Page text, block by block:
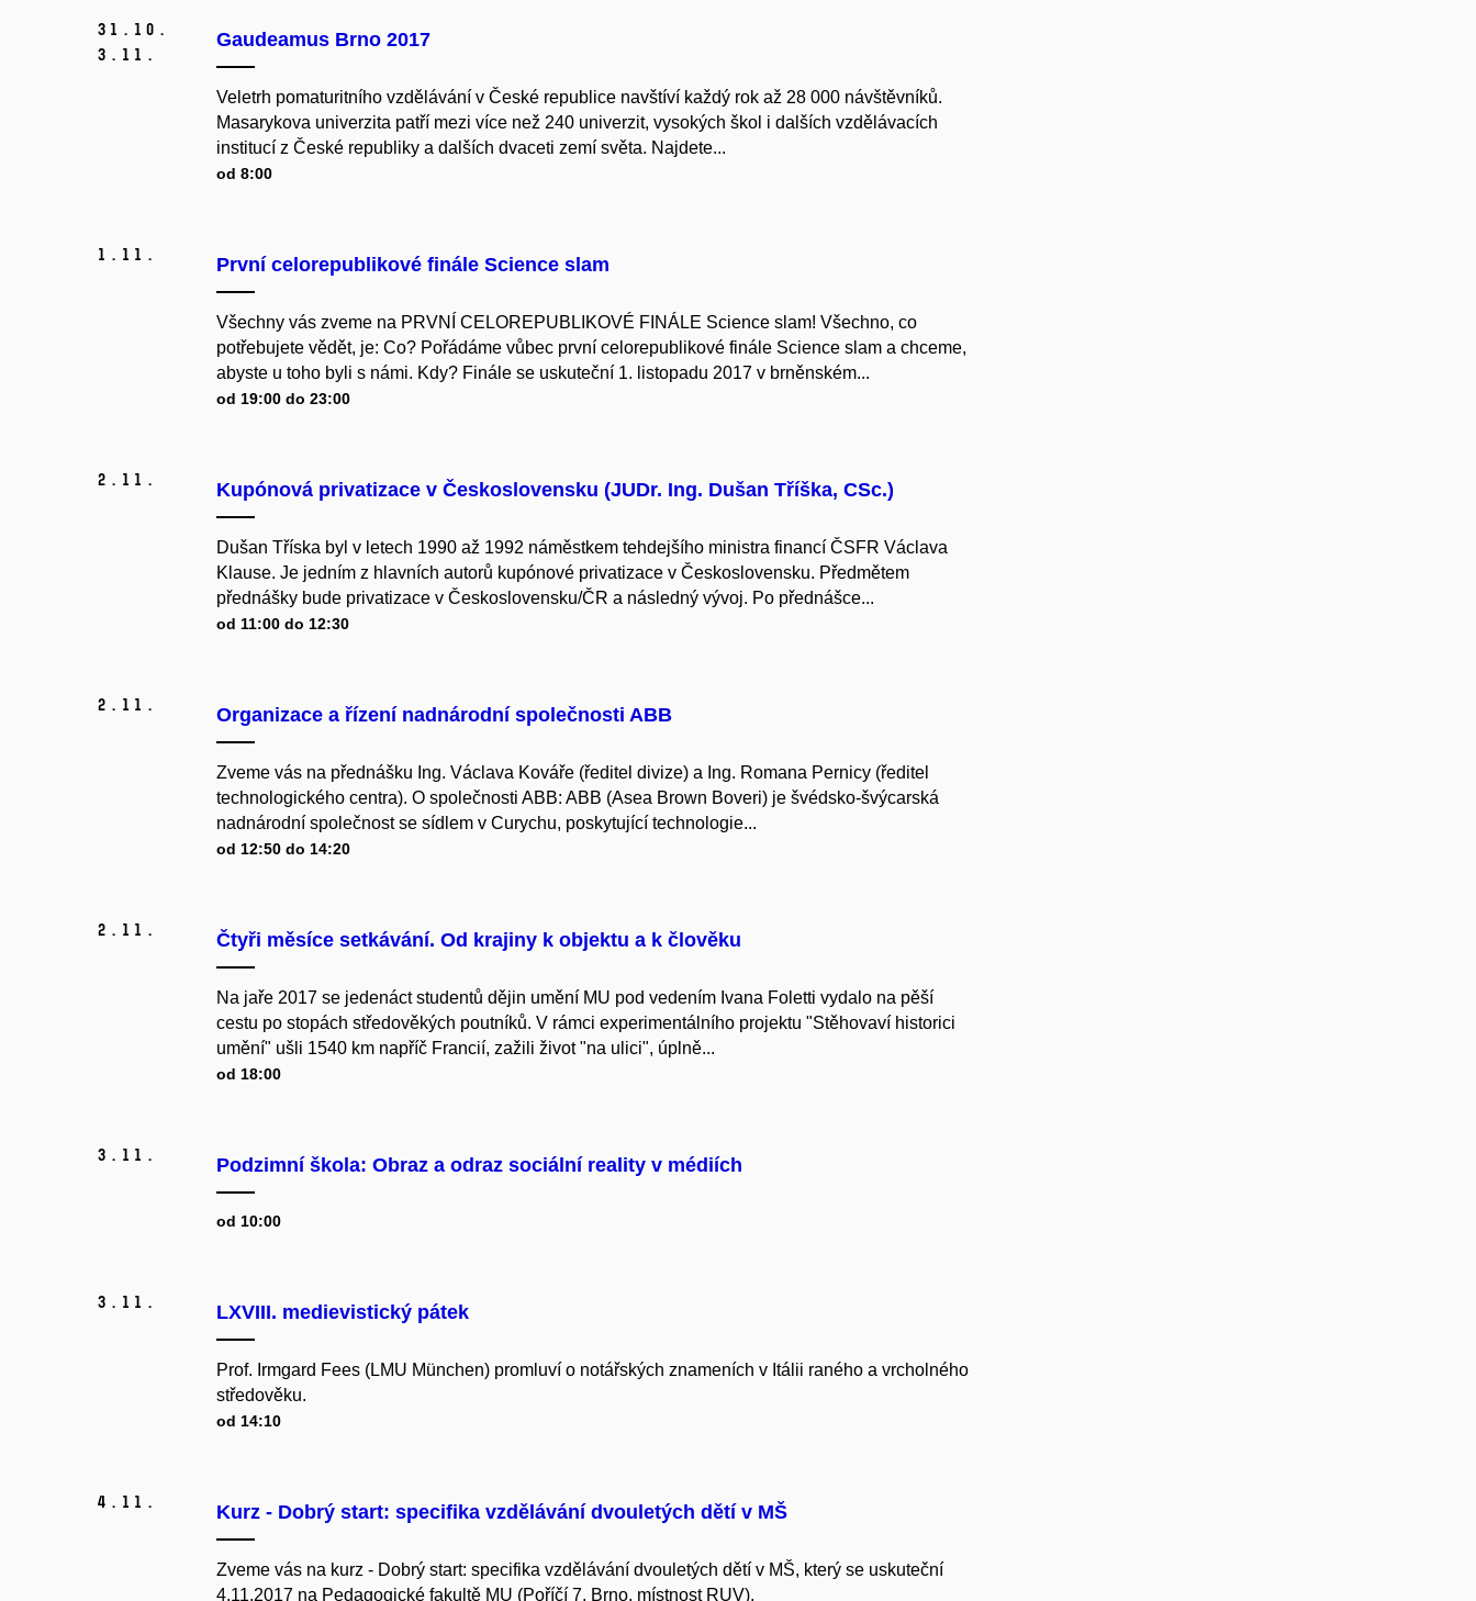
31. 10.
3. 11.
Gaudeamus Brno 2017
Veletrh pomaturitního vzdělávání v České republice navštíví každý rok až 28 000 návštěvníků.
Masarykova univerzita patří mezi více než 240 univerzit, vysokých škol i dalších vzdělávacích
institucí z České republiky a dalších dvaceti zemí světa. Najdete...
od 8:00
1. 11. První celorepublikové finále Science slam
Všechny vás zveme na PRVNÍ CELOREPUBLIKOVÉ FINÁLE Science slam! Všechno, co
potřebujete vědět, je: Co? Pořádáme vůbec první celorepublikové finále Science slam a chceme,
abyste u toho byli s námi. Kdy? Finále se uskuteční 1. listopadu 2017 v brněnském...
od 19:00 do 23:00
2. 11. Kupónová privatizace v Československu (JUDr. Ing. Dušan Tříška, CSc.)
Dušan Tříska byl v letech 1990 až 1992 náměstkem tehdejšího ministra financí ČSFR Václava
Klause. Je jedním z hlavních autorů kupónové privatizace v Československu. Předmětem
přednášky bude privatizace v Československu/ČR a následný vývoj. Po přednášce...
od 11:00 do 12:30
2. 11. Organizace a řízení nadnárodní společnosti ABB
Zveme vás na přednášku Ing. Václava Kováře (ředitel divize) a Ing. Romana Pernicy (ředitel
technologického centra). O společnosti ABB: ABB (Asea Brown Boveri) je švédsko-švýcarská
nadnárodní společnost se sídlem v Curychu, poskytující technologie...
od 12:50 do 14:20
2. 11. Čtyři měsíce setkávání. Od krajiny k objektu a k člověku
Na jaře 2017 se jedenáct studentů dějin umění MU pod vedením Ivana Foletti vydalo na pěší
cestu po stopách středověkých poutníků. V rámci experimentálního projektu "Stěhovaví historici
umění" ušli 1540 km napříč Francií, zažili život "na ulici", úplně...
od 18:00
3. 11. Podzimní škola: Obraz a odraz sociální reality v médiích
od 10:00
3. 11. LXVIII. medievistický pátek
Prof. Irmgard Fees (LMU München) promluví o notářských znameních v Itálii raného a vrcholného
středověku.
od 14:10
4. 11. Kurz - Dobrý start: specifika vzdělávání dvouletých dětí v MŠ
Zveme vás na kurz - Dobrý start: specifika vzdělávání dvouletých dětí v MŠ, který se uskuteční
4.11.2017 na Pedagogické fakultě MU (Poříčí 7, Brno, místnost RUV).